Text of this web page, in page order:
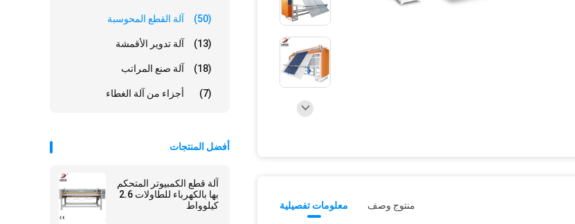
آلة القطع المحوسبة (50)
آلة تدوير الأقمشة (13)
آلة صنع المراتب (18)
أجزاء من آلة الغطاء (7)
أفضل المنتجات
آلة قطع الكمبيوتر المتحكم
بها بالكهرباء للطاولات 2.6
كيلوواط
معلومات تفصيلية منتوج وصف